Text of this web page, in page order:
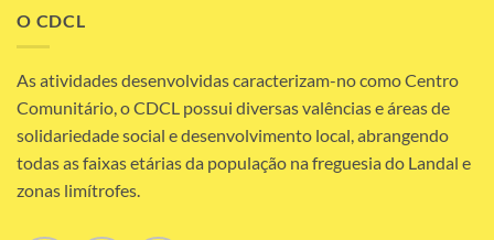
O CDCL
As atividades desenvolvidas caracterizam-no como Centro
Comunitário, o CDCL possui diversas valências e áreas de
solidariedade social e desenvolvimento local, abrangendo
todas as faixas etárias da população na freguesia do Landal e
zonas limítrofes.